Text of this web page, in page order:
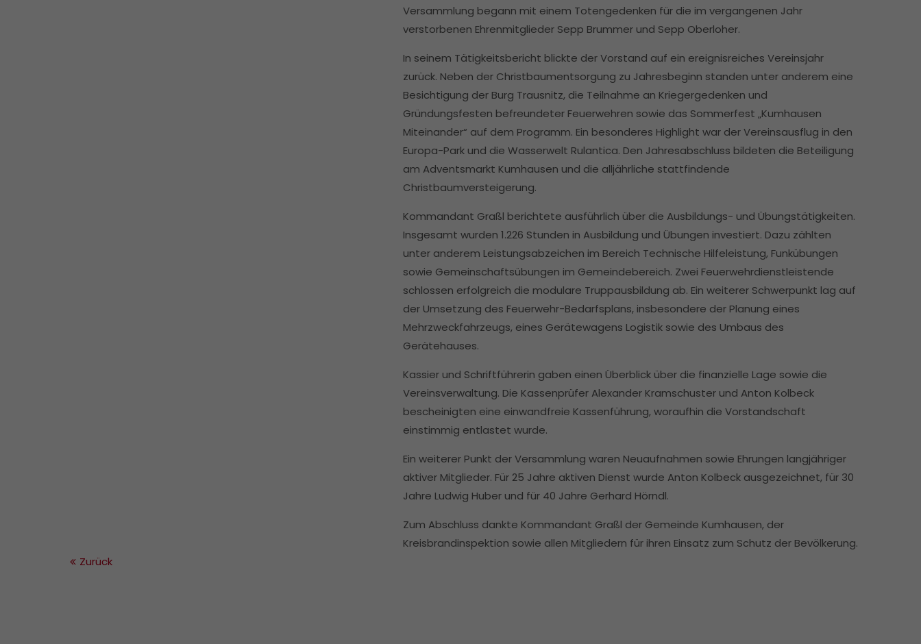
Versammlung begann mit einem Totengedenken für die im vergangenen Jahr
verstorbenen Ehrenmitglieder Sepp Brummer und Sepp Oberloher.
In seinem Tätigkeitsbericht blickte der Vorstand auf ein ereignisreiches Vereinsjahr
zurück. Neben der Christbaumentsorgung zu Jahresbeginn standen unter anderem eine
Besichtigung der Burg Trausnitz, die Teilnahme an Kriegergedenken und
Gründungsfesten befreundeter Feuerwehren sowie das Sommerfest „Kumhausen
Miteinander“ auf dem Programm. Ein besonderes Highlight war der Vereinsausflug in den
Europa-Park und die Wasserwelt Rulantica. Den Jahresabschluss bildeten die Beteiligung
am Adventsmarkt Kumhausen und die alljährliche stattfindende
Christbaumversteigerung.
Kommandant Graßl berichtete ausführlich über die Ausbildungs- und Übungstätigkeiten.
Insgesamt wurden 1.226 Stunden in Ausbildung und Übungen investiert. Dazu zählten
unter anderem Leistungsabzeichen im Bereich Technische Hilfeleistung, Funkübungen
sowie Gemeinschaftsübungen im Gemeindebereich. Zwei Feuerwehrdienstleistende
schlossen erfolgreich die modulare Truppausbildung ab. Ein weiterer Schwerpunkt lag auf
der Umsetzung des Feuerwehr-Bedarfsplans, insbesondere der Planung eines
Mehrzweckfahrzeugs, eines Gerätewagens Logistik sowie des Umbaus des
Gerätehauses.
Kassier und Schriftführerin gaben einen Überblick über die finanzielle Lage sowie die
Vereinsverwaltung. Die Kassenprüfer Alexander Kramschuster und Anton Kolbeck
bescheinigten eine einwandfreie Kassenführung, woraufhin die Vorstandschaft
einstimmig entlastet wurde.
Ein weiterer Punkt der Versammlung waren Neuaufnahmen sowie Ehrungen langjähriger
aktiver Mitglieder. Für 25 Jahre aktiven Dienst wurde Anton Kolbeck ausgezeichnet, für 30
Jahre Ludwig Huber und für 40 Jahre Gerhard Hörndl.
Zum Abschluss dankte Kommandant Graßl der Gemeinde Kumhausen, der
Kreisbrandinspektion sowie allen Mitgliedern für ihren Einsatz zum Schutz der Bevölkerung.
Zurück